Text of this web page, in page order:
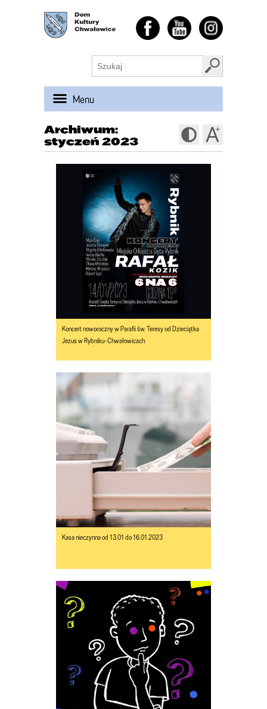
Menu
Archiwum:
styczeń 2023
Koncert noworoczny w Parafii św. Teresy od Dzieciątka
Jezus w Rybniku-Chwałowicach
Kasa nieczynna od 13.01 do 16.01.2023